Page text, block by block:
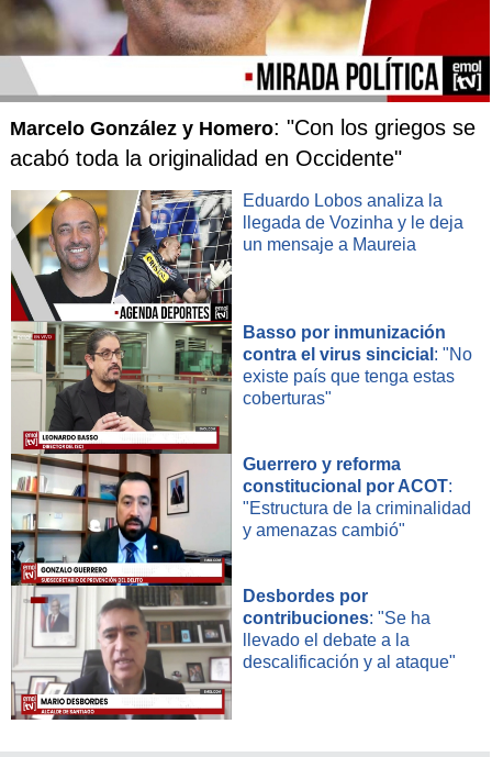
Marcelo González y Homero: "Con los griegos se
acabó toda la originalidad en Occidente"
Eduardo Lobos analiza la
llegada de Vozinha y le deja
un mensaje a Maureia
Basso por inmunización
contra el virus sincicial : "No
existe país que tenga estas
coberturas"
Guerrero y reforma
constitucional por ACOT:
"Estructura de la criminalidad
y amenazas cambió"
Desbordes por
contribuciones: "Se ha
llevado el debate a la
descalificación y al ataque"